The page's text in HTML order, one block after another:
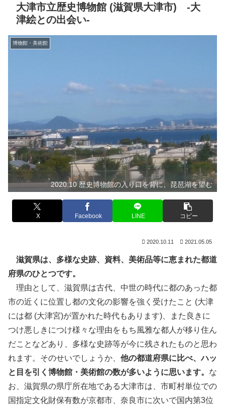
大津市立歴史博物館 (滋賀県大津市) -大
津絵との出会い-
博物館・美術館
2020.10 歴史博物館の入り口を背に、琵琶湖を望む
X Facebook LINE コピー
2020.10.11 2021.05.05
滋賀県は、多様な史跡、資料、美術品等に恵まれた都道
府県のひとつです。
理由として、滋賀県は古代、中世の時代に都のあった都
市の近くに位置し都の文化の影響を強く受けたこと (大津
には都 (大津宮)が置かれた時代もあります)、また良きに
つけ悪しきにつけ様々な理由をもち風雅な都人が移り住ん
だことなどあり、多様な史跡等が今に残されたものと思わ
れます。そのせいでしょうか、 他の都道府県に比べ、ハッ
と目を引く博物館・美術館の数が多いように思います。 な
お、滋賀県の県庁所在地である大津市は、市町村単位での
国指定文化財保有数が京都市、奈良市に次いで国内第3位